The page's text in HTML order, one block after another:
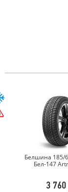
Белшина 185/
Бел-147
3